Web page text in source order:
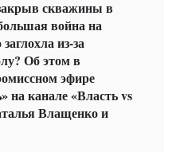
скважины в
война на
из-за
Об этом в
эфире
на канале «Власть vs
Влащенко и